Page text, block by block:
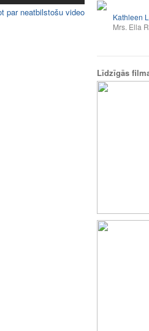
par neatbilstošu video
Kathleen
Mrs. Ella
Līdzīgās